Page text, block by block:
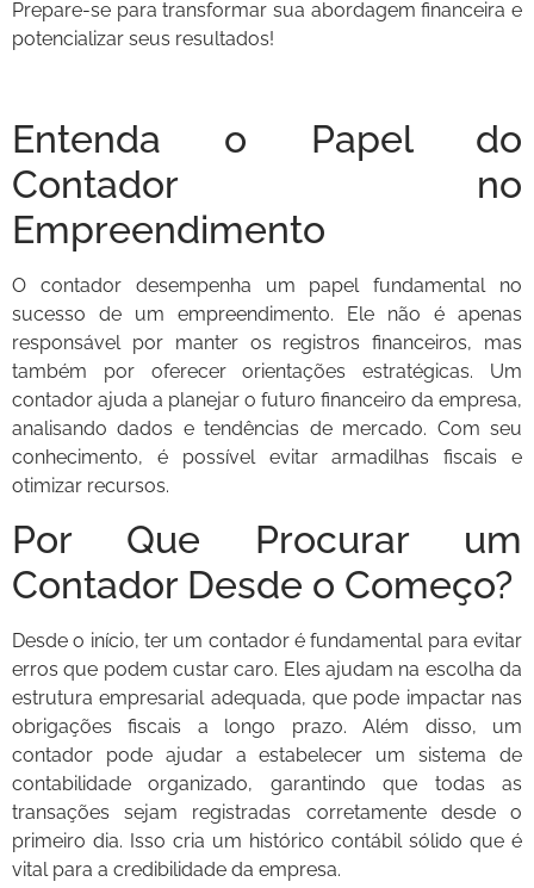
Prepare-se para transformar sua abordagem financeira e
potencializar seus resultados!
Entenda o Papel do
Contador no
Empreendimento
O contador desempenha um papel fundamental no
sucesso de um empreendimento. Ele não é apenas
responsável por manter os registros financeiros, mas
também por oferecer orientações estratégicas. Um
contador ajuda a planejar o futuro financeiro da empresa,
analisando dados e tendências de mercado. Com seu
conhecimento, é possível evitar armadilhas fiscais e
otimizar recursos.
Por Que Procurar um
Contador Desde o Começo?
Desde o início, ter um contador é fundamental para evitar
erros que podem custar caro. Eles ajudam na escolha da
estrutura empresarial adequada, que pode impactar nas
obrigações fiscais a longo prazo. Além disso, um
contador pode ajudar a estabelecer um sistema de
contabilidade organizado, garantindo que todas as
transações sejam registradas corretamente desde o
primeiro dia. Isso cria um histórico contábil sólido que é
vital para a credibilidade da empresa.